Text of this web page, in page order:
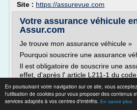
En poursuivant votre navigation sur ce site, vous acceptez
l'utilisation de cookies pour vous proposer des contenus
services adaptés à vos centres d'intérêts. En savoir plus
Site : https://assurevue.com
Votre assurance véhicule en
Assur.com
Je trouve mon assurance véhicule »
Pourquoi souscrire une assurance
Il est obligatoire de souscrire une
effet, d'après l' article L211-1 du
L324-1 du code de la route , la
est considérée comme un délit et
sanctionnée au pénal, notamment en